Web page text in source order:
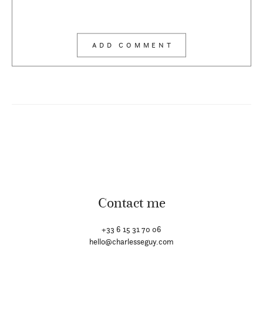
Contact me
+33 6 15 31 70 06
hello@charlesseguy.com